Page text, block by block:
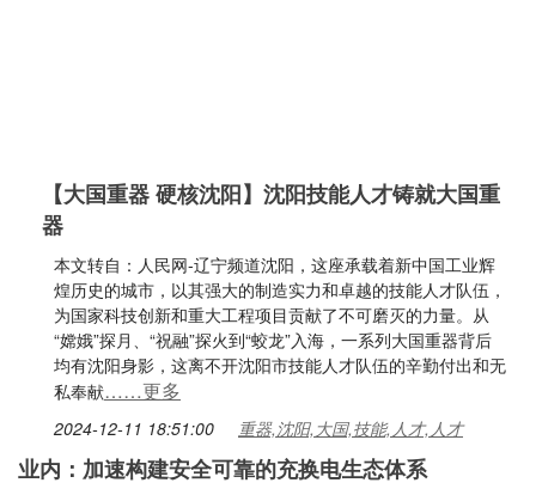
【大国重器 硬核沈阳】沈阳技能人才铸就大国重
器
本文转自：人民网-辽宁频道沈阳，这座承载着新中国工业辉
煌历史的城市，以其强大的制造实力和卓越的技能人才队伍，
为国家科技创新和重大工程项目贡献了不可磨灭的力量。从
“嫦娥”探月、“祝融”探火到“蛟龙”入海，一系列大国重器背后
均有沈阳身影，这离不开沈阳市技能人才队伍的辛勤付出和无
私奉献……更多
2024-12-11 18:51:00 重器,沈阳,大国,技能,人才,人才
业内：加速构建安全可靠的充换电生态体系